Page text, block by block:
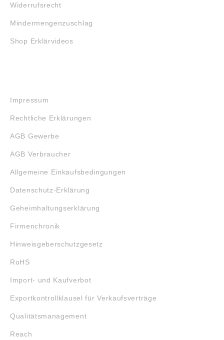
Widerrufsrecht
Mindermengenzuschlag
Shop Erklärvideos
Impressum
Rechtliche Erklärungen
AGB Gewerbe
AGB Verbraucher
Allgemeine Einkaufsbedingungen
Datenschutz-Erklärung
Geheimhaltungserklärung
Firmenchronik
Hinweisgeberschutzgesetz
RoHS
Import- und Kaufverbot
Exportkontrollklausel für Verkaufsverträge
Qualitätsmanagement
Reach